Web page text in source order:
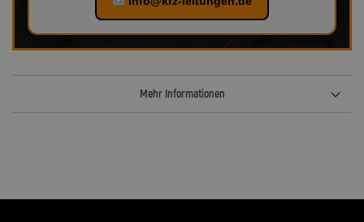
Mehr Informationen